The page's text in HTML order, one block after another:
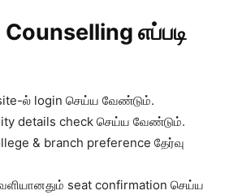
எப்படி
ல் login செய்ய வேண்டும்.
details check செய்ய வேண்டும்.
& branch preference தேர்வு
seat confirmation செய்ய